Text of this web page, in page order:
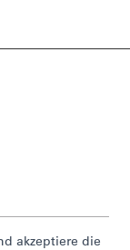
akzeptiere die